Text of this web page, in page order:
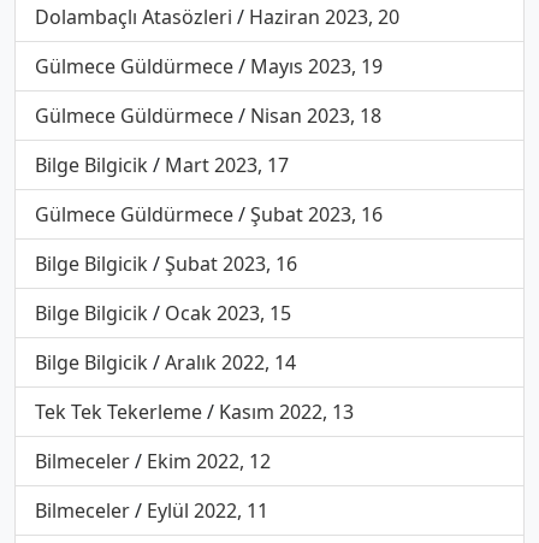
Dolambaçlı Atasözleri / Haziran 2023, 20
Gülmece Güldürmece/ Mayıs 2023, 19
Gülmece Güldürmece/ Nisan 2023, 18
Bilge Bilgicik/ Mart 2023, 17
Gülmece Güldürmece/Şubat 2023, 16
Bilge Bilgicik/Şubat 2023, 16
Bilge Bilgicik/ Ocak 2023, 15
Bilge Bilgicik/Aralık 2022, 14
Tek Tek Tekerleme/ Kasım 2022, 13
Bilmeceler/ Ekim 2022, 12
Bilmeceler/ Eylül 2022, 11